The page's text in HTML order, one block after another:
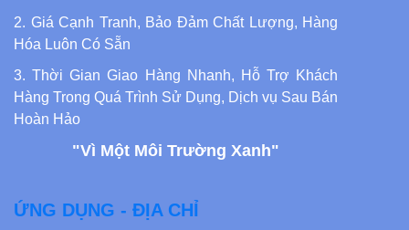
2. Giá Cạnh Tranh, Bảo Đảm Chất Lượng, Hàng
Hóa Luôn Có Sẵn
3. Thời Gian Giao Hàng Nhanh, Hỗ Trợ Khách
Hàng Trong Quá Trình Sử Dụng, Dịch vụ Sau Bán
Hoàn Hảo
"Vì Một Môi Trường Xanh"
ỨNG DỤNG - ĐỊA CHỈ